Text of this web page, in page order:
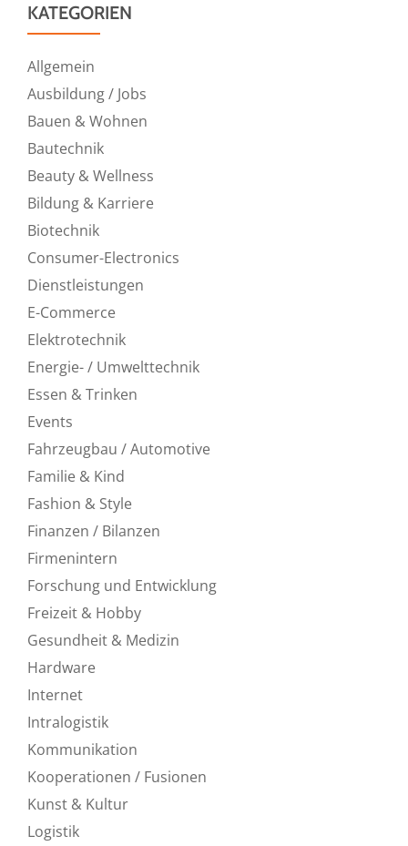
KATEGORIEN
Allgemein
Ausbildung / Jobs
Bauen & Wohnen
Bautechnik
Beauty & Wellness
Bildung & Karriere
Biotechnik
Consumer-Electronics
Dienstleistungen
E-Commerce
Elektrotechnik
Energie- / Umwelttechnik
Essen & Trinken
Events
Fahrzeugbau / Automotive
Familie & Kind
Fashion & Style
Finanzen / Bilanzen
Firmenintern
Forschung und Entwicklung
Freizeit & Hobby
Gesundheit & Medizin
Hardware
Internet
Intralogistik
Kommunikation
Kooperationen / Fusionen
Kunst & Kultur
Logistik